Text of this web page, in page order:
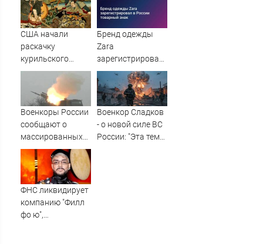
дому в Керчи
европейцев
США начали
раскачку
курильского
вопроса на
Дальнем
Востоке?
Бренд одежды
Zara
зарегистрировал
в России
товарный знак
Военкоры России
сообщают о
массированных
ударах по Киеву
Военкор Сладков
- о новой силе ВС
России: "Эта тема
ФНС ликвидирует
компанию "Филл
фо ю",